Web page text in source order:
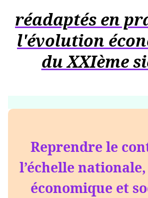
réadaptés en
l'évolution
du XXIème
Reprendre le
l’échelle
économique et